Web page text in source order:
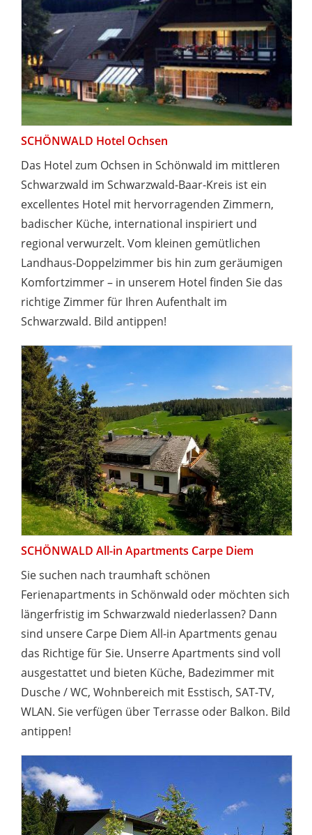
SCHÖNWALD Hotel Ochsen
Das Hotel zum Ochsen in Schönwald im mittleren
Schwarzwald im Schwarzwald-Baar-Kreis ist ein
excellentes Hotel mit hervorragenden Zimmern,
badischer Küche, international inspiriert und
regional verwurzelt. Vom kleinen gemütlichen
Landhaus-Doppelzimmer bis hin zum geräumigen
Komfortzimmer – in unserem Hotel finden Sie das
richtige Zimmer für Ihren Aufenthalt im
Schwarzwald. Bild antippen!
SCHÖNWALD All-in Apartments Carpe Diem
Sie suchen nach traumhaft schönen
Ferienapartments in Schönwald oder möchten sich
längerfristig im Schwarzwald niederlassen? Dann
sind unsere Carpe Diem All-in Apartments genau
das Richtige für Sie. Unserre Apartments sind voll
ausgestattet und bieten Küche, Badezimmer mit
Dusche / WC, Wohnbereich mit Esstisch, SAT-TV,
WLAN. Sie verfügen über Terrasse oder Balkon. Bild
antippen!